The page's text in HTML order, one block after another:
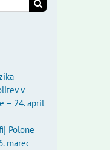
v
– 24. april
Polone
marec